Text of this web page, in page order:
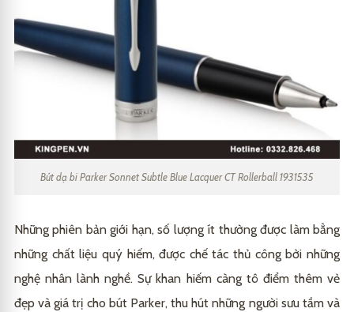
Bút dạ bi Parker Sonnet Subtle Blue Lacquer CT Rollerball 1931535
Những phiên bản giới hạn, số lượng ít thường được làm bằng
những chất liệu quý hiếm, được chế tác thủ công bởi những
nghệ nhân lành nghề. Sự khan hiếm càng tô điểm thêm vẻ
đẹp và giá trị cho bút Parker, thu hút những người sưu tầm và